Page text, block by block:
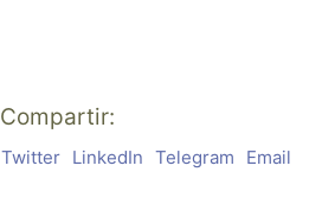
Compartir:
Twitter LinkedIn Telegram Email